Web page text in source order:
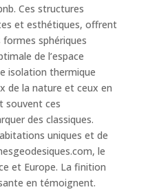
Ces structures
et esthétiques, offrent
formes sphériques
de l’espace
isolation thermique
de la nature et ceux en
souvent ces
des classiques.
uniques et de
le
et Europe. La finition
en témoignent.